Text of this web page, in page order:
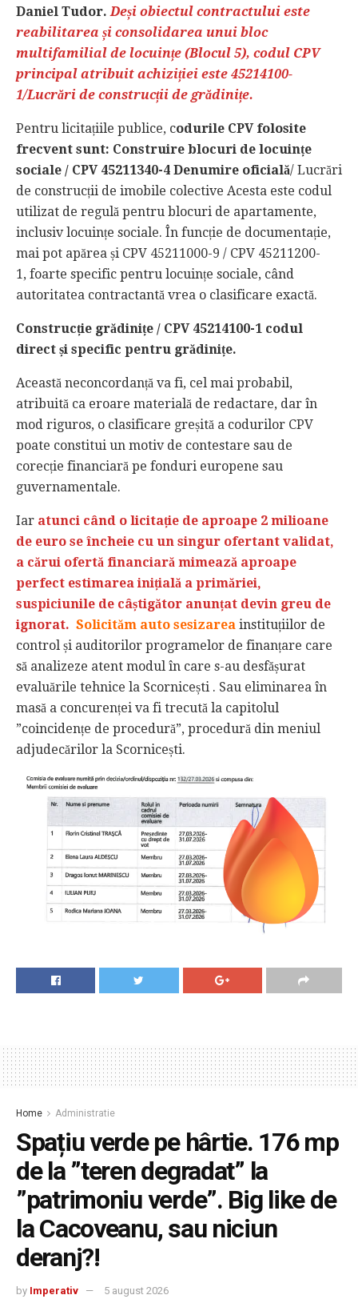
Daniel Tudor.Deși obiectul contractului este
reabilitarea și consolidarea unui bloc
multifamilial de locuințe (Blocul 5), codul CPV
principal atribuit achiziției este 45214100-
1/Lucrări de construcții de grădinițe.
Pentru licitațiile publice, codurile CPV folosite
frecvent sunt: Construire blocuri de locuințe
sociale / CPV 45211340-4 Denumire oficială/ Lucrări
de construcții de imobile colective Acesta este codul
utilizat de regulă pentru blocuri de apartamente,
inclusiv locuințe sociale. În funcție de documentație,
mai pot apărea și CPV 45211000-9 / CPV 45211200-
1, foarte specific pentru locuințe sociale, când
autoritatea contractantă vrea o clasificare exactă.
Construcție grădinițe / CPV 45214100-1 codul
direct și specific pentru grădinițe.
Această neconcordanță va fi, cel mai probabil,
atribuită ca eroare materială de redactare, dar în
mod riguros, o clasificare greșită a codurilor CPV
poate constitui un motiv de contestare sau de
corecție financiară pe fonduri europene sau
guvernamentale.
Iar atunci când o licitație de aproape 2 milioane
de euro se încheie cu un singur ofertant validat,
a cărui ofertă financiară mimează aproape
perfect estimarea inițială a primăriei,
suspiciunile de câștigător anunțat devin greu de
ignorat. Solicităm auto sesizarea instituțiilor de
control și auditorilor programelor de finanțare care
să analizeze atent modul în care s-au desfășurat
evaluările tehnice la Scornicești . Sau eliminarea în
masă a concurenței va fi trecută la capitolul
”coincidențe de procedură”, procedură din meniul
adjudecărilor la Scornicești.
Home Administratie
Spațiu verde pe hârtie. 176 mp
de la ”teren degradat” la
”patrimoniu verde”. Big like de
la Cacoveanu, sau niciun
deranj?!
by Imperativ 5 august 2026